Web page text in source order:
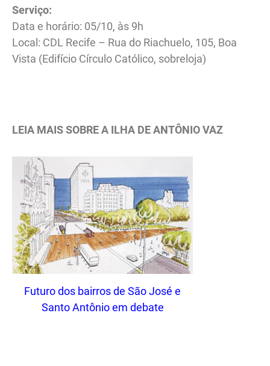
Serviço:
Data e horário: 05/10, às 9h
Local: CDL Recife – Rua do Riachuelo, 105, Boa
Vista (Edifício Círculo Católico, sobreloja)
LEIA MAIS SOBRE A ILHA DE ANTÔNIO VAZ
Futuro dos bairros de São José e
Santo Antônio em debate